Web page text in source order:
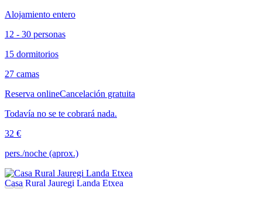
Alojamiento entero
12 - 30 personas
15 dormitorios
27 camas
Reserva onlineCancelación gratuita
Todavía no se te cobrará nada.
32 €
pers./noche (aprox.)